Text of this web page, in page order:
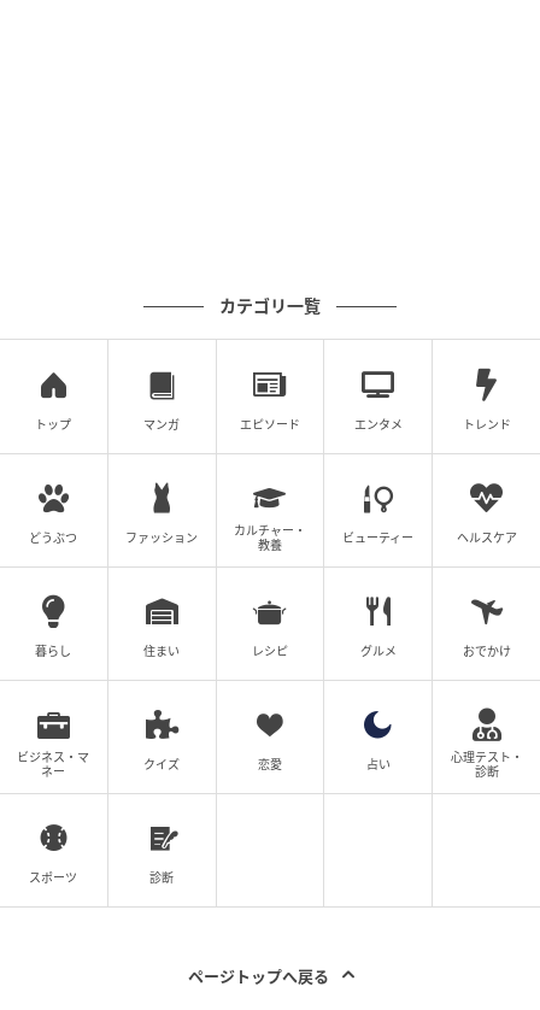
次の記事
「あなただけ逃げるつもり？！」PTA役員を
強要してくるボスママ。だが、夫が出した書
の記事をもっとみる
カテゴリ一覧
トップ マンガ エピソード エンタメ トレンド
どうぶつ ファッション
カルチャー・
教養
ビューティー ヘルスケア
暮らし 住まい レシピ グルメ おでかけ
ビジネス・マ
ネー
クイズ 恋愛 占い
心理テスト・
診断
スポーツ 診断
ページトップへ戻る